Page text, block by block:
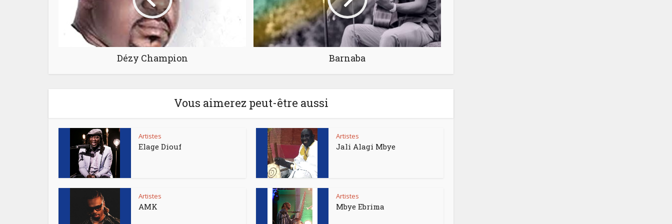
Dézy Champion Barnaba
Vous aimerez peut-être aussi
Artistes
Elage Diouf
Artistes
Jali Alagi Mbye
Artistes
AMK
Artistes
Mbye Ebrima